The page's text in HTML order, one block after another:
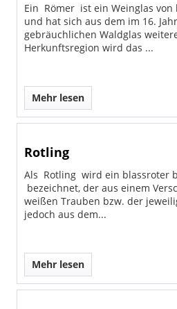
Ein Römer ist ein Weinglas von
und hat sich aus dem im 16.
gebräuchlichen Waldglas
Herkunftsregion wird das ...
Mehr lesen
Rotling
Als Rotling wird ein blassroter
bezeichnet, der aus einem
weißen Trauben bzw. der
jedoch aus dem...
Mehr lesen